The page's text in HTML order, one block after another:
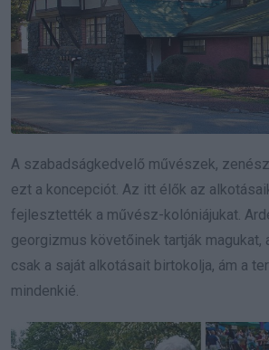
A szabadságkedvelő művészek,
ezt a koncepciót. Az itt élők az
fejlesztették a művész-kolóniájukat.
georgizmus követőinek tartják magukat,
csak a saját alkotásait birtokolja, ám a
mindenkié.